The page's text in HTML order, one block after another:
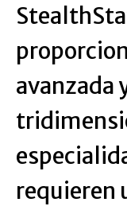
avanzada
requieren